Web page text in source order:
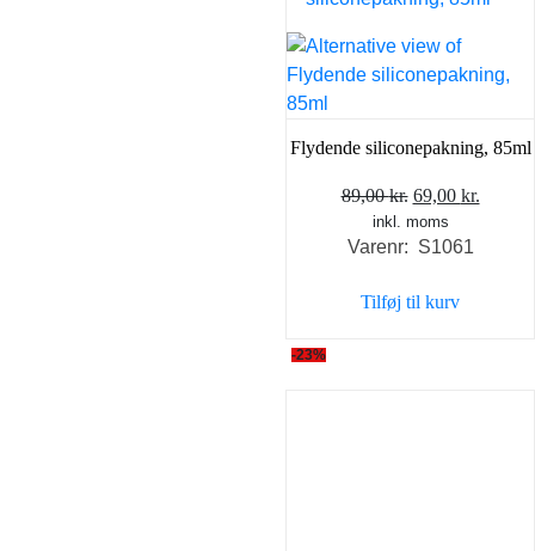
Flydende siliconepakning, 85ml
89,00kr. Den
oprindelige
pris
89,00 kr..
69,00 kr.
inkl. moms
Varenr: S1061
Tilføj til kurv
-23%